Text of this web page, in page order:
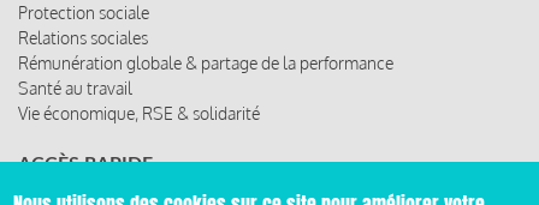
Protection sociale
Relations sociales
Rémunération globale & partage de la performance
Santé au travail
Vie économique, RSE & solidarité
ACCÈS RAPIDE